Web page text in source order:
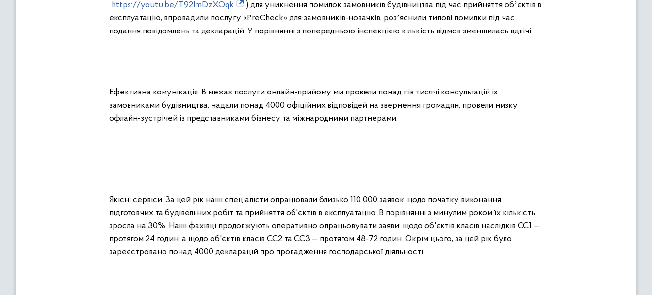
https://youtu.be/T92ImDzXOqk
) для уникнення помилок замовників будівництва під час прийняття обʼєктів в
експлуатацію, впровадили послугу «PreCheck» для замовників-новачків, розʼяснили типові помилки під час
подання повідомлень та декларацій. У порівнянні з попередньою інспекцією кількість відмов зменшилась вдвічі.
Ефективна комунікація. В межах послуги онлайн-прийому ми провели понад пів тисячі консультацій із
замовниками будівництва, надали понад 4000 офіційних відповідей на звернення громадян, провели низку
офлайн-зустрічей із представниками бізнесу та міжнародними партнерами.
Якісні сервіси. За цей рік наші спеціалісти опрацювали близько 110 000 заявок щодо початку виконання
підготовчих та будівельних робіт та прийняття об'єктів в експлуатацію. В порівнянні з минулим роком їх кількість
зросла на 30%. Наші фахівці продовжують оперативно опрацьовувати заяви: щодо об'єктів класів наслідків СС1 —
протягом 24 годин, а щодо об'єктів класів СС2 та СС3 — протягом 48-72 годин. Окрім цього, за цей рік було
зареєстровано понад 4000 декларацій про провадження господарської діяльності.